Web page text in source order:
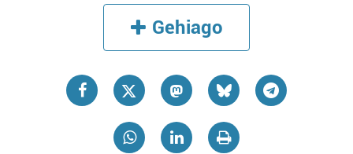
Gehiago